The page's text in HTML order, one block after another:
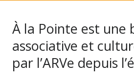
À la Pointe est une
associative et
par l’ARVe depuis